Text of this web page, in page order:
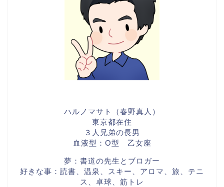
ハルノマサト（春野真人）
東京都在住
３人兄弟の長男
血液型：O型 乙女座
夢：書道の先生とブロガー
好きな事：読書、温泉、スキー、アロマ、旅、テニ
ス、卓球、筋トレ